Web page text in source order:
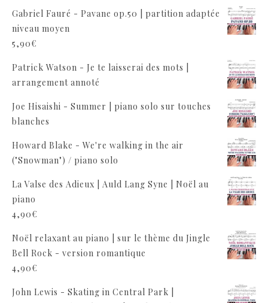
Gabriel Fauré - Pavane op.50 | partition adaptée
niveau moyen
5,90€
Patrick Watson - Je te laisserai des mots |
arrangement annoté
Joe Hisaishi - Summer | piano solo sur touches
blanches
Howard Blake - We're walking in the air
("Snowman") / piano solo
La Valse des Adieux | Auld Lang Syne | Noël au
piano
4,90€
Noël relaxant au piano | sur le thème du Jingle
Bell Rock - version romantique
4,90€
John Lewis - Skating in Central Park |